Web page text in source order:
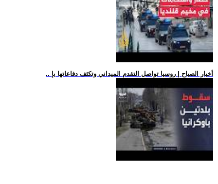
.. أخبار الصباح | روسيا تواصل التقدم الميداني وتكثف دفاعاتها بإ